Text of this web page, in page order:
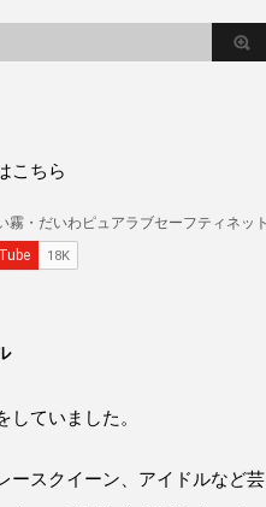
こちら
していました。
ースクイーン、アイドルなど芸